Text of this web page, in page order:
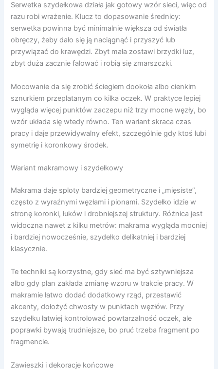
Serwetka szydełkowa działa jak gotowy wzór sieci, więc od
razu robi wrażenie. Klucz to dopasowanie średnicy:
serwetka powinna być minimalnie większa od światła
obręczy, żeby dało się ją naciągnąć i przyszyć lub
przywiązać do krawędzi. Zbyt mała zostawi brzydki luz,
zbyt duża zacznie falować i robią się zmarszczki.
Mocowanie da się zrobić ściegiem dookoła albo cienkim
sznurkiem przeplatanym co kilka oczek. W praktyce lepiej
wygląda więcej punktów zaczepu niż trzy mocne węzły, bo
wzór układa się wtedy równo. Ten wariant skraca czas
pracy i daje przewidywalny efekt, szczególnie gdy ktoś lubi
symetrię i koronkowy środek.
Wariant makramowy i szydełkowy
Makrama daje sploty bardziej geometryczne i „mięsiste”,
często z wyraźnymi węzłami i pionami. Szydełko idzie w
stronę koronki, łuków i drobniejszej struktury. Różnica jest
widoczna nawet z kilku metrów: makrama wygląda mocniej
i bardziej nowocześnie, szydełko delikatniej i bardziej
klasycznie.
Te techniki są korzystne, gdy sieć ma być sztywniejsza
albo gdy plan zakłada zmianę wzoru w trakcie pracy. W
makramie łatwo dodać dodatkowy rząd, przestawić
akcenty, dołożyć chwosty w punktach węzłów. Przy
szydełku łatwiej kontrolować powtarzalność oczek, ale
poprawki bywają trudniejsze, bo pruć trzeba fragment po
fragmencie.
Zawieszki i dekoracje końcowe